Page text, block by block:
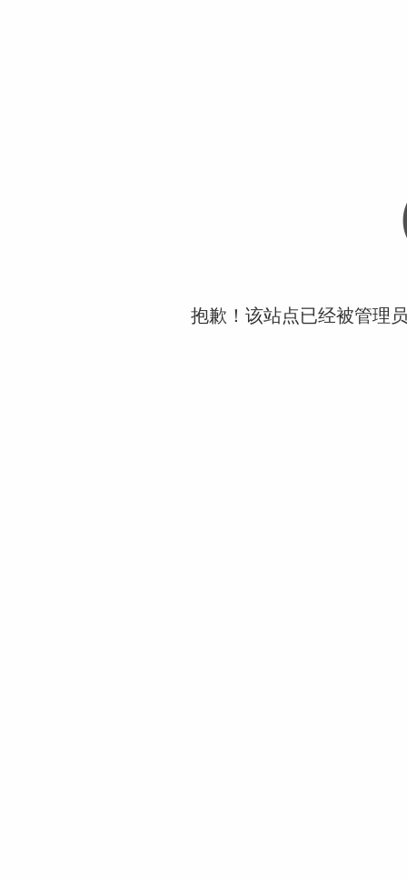
抱歉！该站点已经被管理